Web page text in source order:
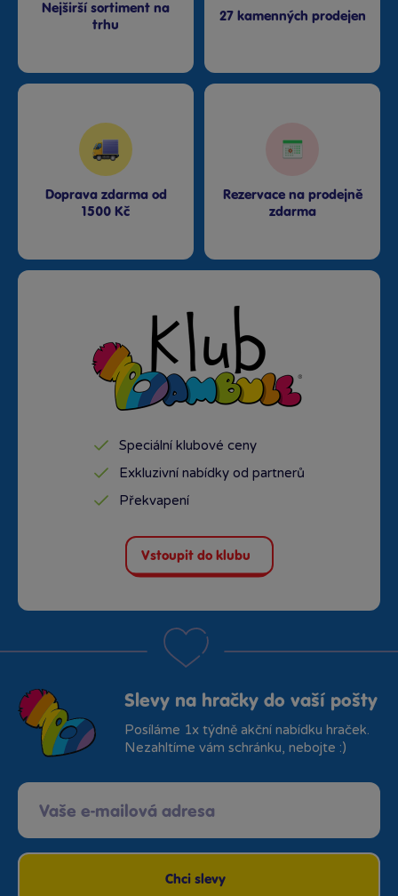
Nejširší sortiment na
trhu
27 kamenných prodejen
Doprava zdarma od
1500 Kč
Rezervace na prodejně
zdarma
Speciální klubové ceny
Exkluzivní nabídky od partnerů
Překvapení
Vstoupit do klubu
Slevy na hračky do vaší pošty
Posíláme 1x týdně akční nabídku hraček.
Nezahltíme vám schránku, nebojte :)
Chci slevy